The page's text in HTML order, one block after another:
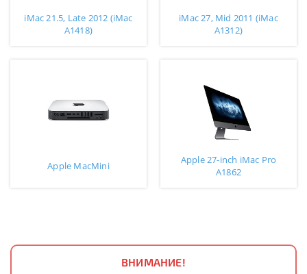
iMac 21.5, Late 2012 (iMac
A1418)
iMac 27, Mid 2011 (iMac
A1312)
Apple MacMini
Apple 27-inch iMac Pro
A1862
ВНИМАНИЕ!